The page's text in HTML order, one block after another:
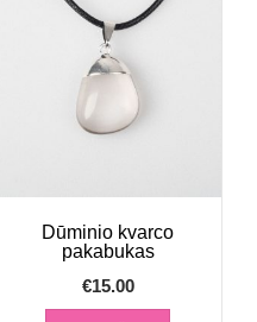
Dūminio kvarco
pakabukas
€15.00